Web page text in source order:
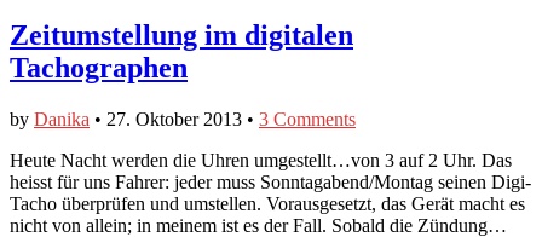
Zeitumstellung im digitalen
Tachographen
by Danika • 27. Oktober 2013 • 3 Comments
Heute Nacht werden die Uhren umgestellt…von 3 auf 2 Uhr. Das
heisst für uns Fahrer: jeder muss Sonntagabend/Montag seinen Digi-
Tacho überprüfen und umstellen. Vorausgesetzt, das Gerät macht es
nicht von allein; in meinem ist es der Fall. Sobald die Zündung…